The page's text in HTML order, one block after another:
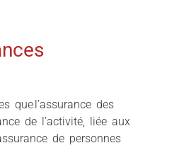
que l’assurance des
de l’activité, liée aux
de personnes